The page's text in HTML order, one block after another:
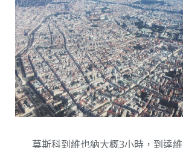
莫斯科到維也納大概3小時，到達